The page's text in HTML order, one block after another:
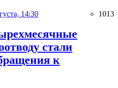
14:30 1013
стали
к